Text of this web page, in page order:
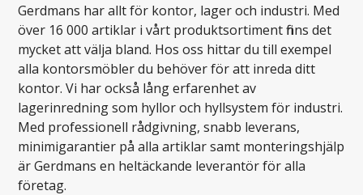
Gerdmans har allt för kontor, lager och industri. Med
över 16 000 artiklar i vårt produktsortiment finns det
mycket att välja bland. Hos oss hittar du till exempel
alla kontorsmöbler du behöver för att inreda ditt
kontor. Vi har också lång erfarenhet av
lagerinredning som hyllor och hyllsystem för industri.
Med professionell rådgivning, snabb leverans,
minimigarantier på alla artiklar samt monteringshjälp
är Gerdmans en heltäckande leverantör för alla
företag.